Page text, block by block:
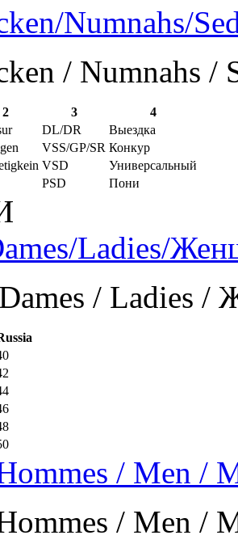
Numnahs/
/ Numnahs /
2 3
4
DL/DR
Выездка
VSS/GP/SR Конкур
VSD
Универсальный
PSD Пони
Ladies/
/ Ladies
/ Men /
/ Men /